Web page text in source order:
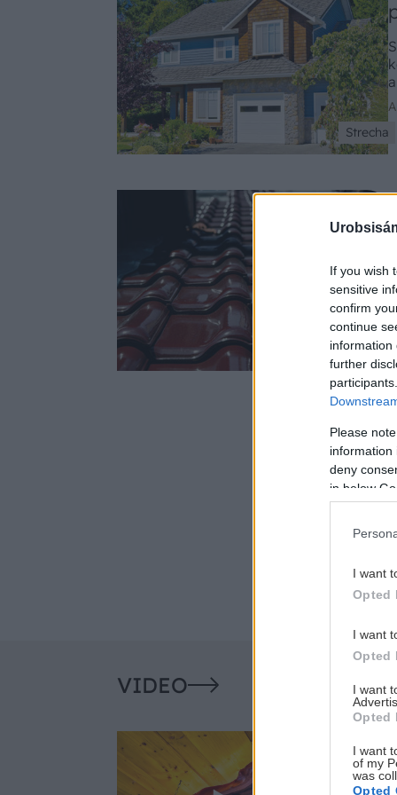
If you wish
sensitive
confirm
continue
information
further
Please
information
deny
in below
I want
Opted
I want
Opted
I want
Opted
I want
of my
was
Opted
Strecha
Aktuality
VIDEO